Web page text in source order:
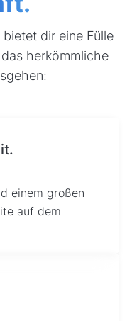
dir eine Fülle
herkömmliche
einem großen
auf dem